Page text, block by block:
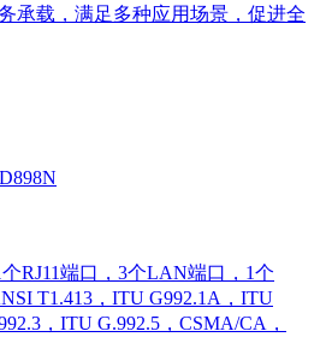
承载，满足多种应用场景，促进全
RJ11端口，3个LAN端口，1个
T1.413，ITU G992.1A，ITU
，ITU G.992.5，CSMA/CA，